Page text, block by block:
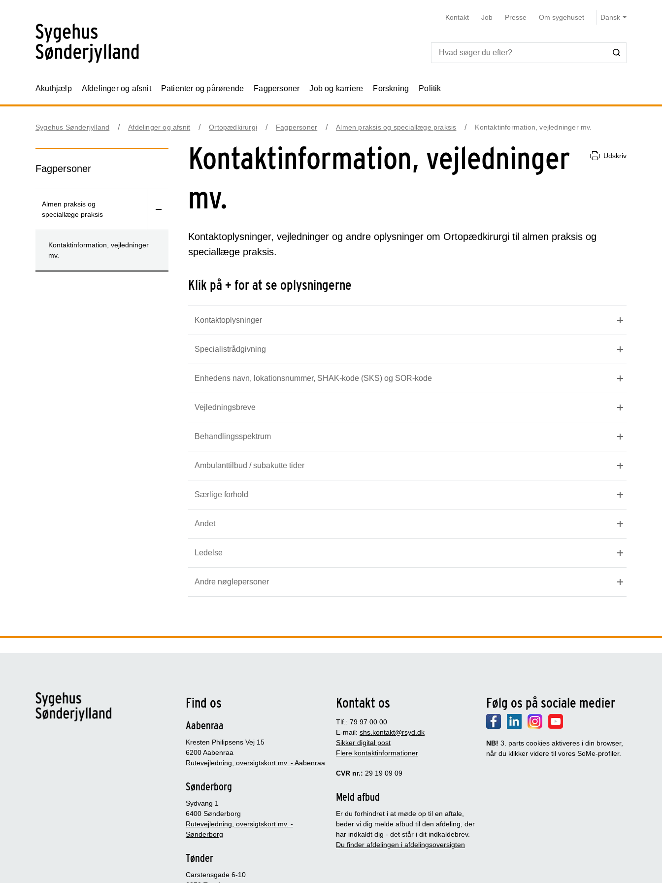
Kontakt Job Presse Om sygehuset
Akuthjælp Afdelinger og afsnit Patienter og pårørende Fagpersoner Job og karriere Forskning Politik
Sygehus Sønderjylland Afdelinger og afsnit Ortopædkirurgi Fagpersoner Almen praksis og speciallæge praksis Kontaktinformation, vejledninger mv.
Fagpersoner
Almen praksis og
speciallæge praksis
Kontaktinformation, vejledninger
mv.
Kontaktinformation, vejledninger
mv.
Udskriv
Kontaktoplysninger, vejledninger og andre oplysninger om Ortopædkirurgi til almen praksis og
speciallæge praksis.
Klik på + for at se oplysningerne
Kontaktoplysninger
Specialistrådgivning
Enhedens navn, lokationsnummer, SHAK-kode (SKS) og SOR-kode
Vejledningsbreve
Behandlingsspektrum
Ambulanttilbud / subakutte tider
Særlige forhold
Andet
Ledelse
Andre nøglepersoner
Find os
Aabenraa
Kresten Philipsens Vej 15
6200 Aabenraa
Rutevejledning, oversigtskort mv. - Aabenraa
Sønderborg
Sydvang 1
6400 Sønderborg
Rutevejledning, oversigtskort mv. -
Sønderborg
Tønder
Carstensgade 6-10
Kontakt os
Tlf.: 79 97 00 00
E-mail: shs.kontakt@rsyd.dk
Sikker digital post
Flere kontaktinformationer
CVR nr.: 29 19 09 09
Meld afbud
Er du forhindret i at møde op til en aftale,
beder vi dig melde afbud til den afdeling, der
har indkaldt dig - det står i dit indkaldebrev.
Du finder afdelingen i afdelingsoversigten
Følg os på sociale medier
NB! 3. parts cookies aktiveres i din browser,
når du klikker videre til vores SoMe-profiler.